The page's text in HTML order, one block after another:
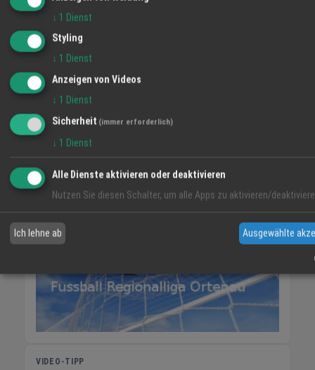
21 °C
Überwiegend Bewölkt
SA
35° / 18°
VIDEO-TIPP
↓ 1 Dienst
Styling
↓ 1 Dienst
Anzeigen von Videos
↓ 1 Dienst
Sicherheit (immer erforderlich)
↓ 1 Dienst
Alle Dienste aktivieren oder deaktivieren
Nutzen Sie diesen Schalter, um alle Apps zu aktivieren/
Ich lehne ab Ausgewählte